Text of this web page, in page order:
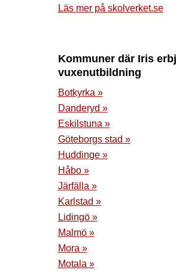
Läs mer på skolverket.se
Kommuner där Iris
vuxenutbildning
Botkyrka »
Danderyd »
Eskilstuna »
Göteborgs stad »
Huddinge »
Håbo »
Järfälla »
Karlstad »
Lidingö »
Malmö »
Mora »
Motala »